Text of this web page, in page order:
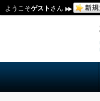
ようこそゲスト さん